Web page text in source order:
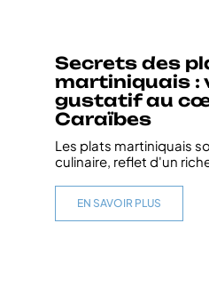
Secrets des
martiniquais :
gustatif au
Caraïbes
Les plats martiniquais
culinaire, reflet d'un
EN SAVOIR PLUS